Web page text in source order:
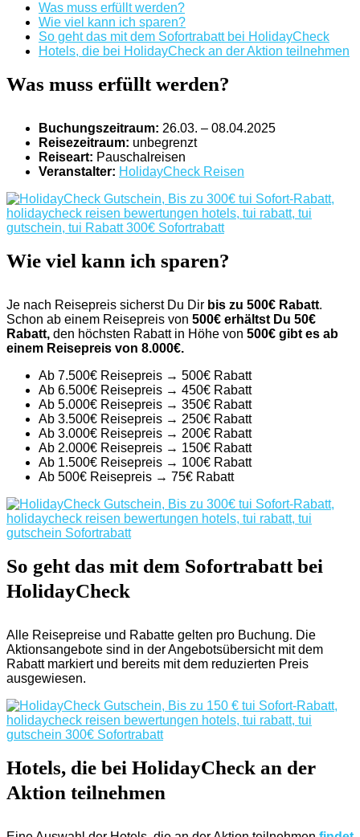
Was muss erfüllt werden?
Wie viel kann ich sparen?
So geht das mit dem Sofortrabatt bei HolidayCheck
Hotels, die bei HolidayCheck an der Aktion teilnehmen
Was muss erfüllt werden?
Buchungszeitraum: 26.03. – 08.04.2025
Reisezeitraum: unbegrenzt
Reiseart: Pauschalreisen
Veranstalter: HolidayCheck Reisen
Wie viel kann ich sparen?
Je nach Reisepreis sicherst Du Dir bis zu 500€ Rabatt.
Schon ab einem Reisepreis von 500€ erhältst Du 50€
Rabatt, den höchsten Rabatt in Höhe von 500€ gibt es ab
einem Reisepreis von 8.000€.
Ab 7.500€ Reisepreis → 500€ Rabatt
Ab 6.500€ Reisepreis → 450€ Rabatt
Ab 5.000€ Reisepreis → 350€ Rabatt
Ab 3.500€ Reisepreis → 250€ Rabatt
Ab 3.000€ Reisepreis → 200€ Rabatt
Ab 2.000€ Reisepreis → 150€ Rabatt
Ab 1.500€ Reisepreis → 100€ Rabatt
Ab 500€ Reisepreis → 75€ Rabatt
So geht das mit dem Sofortrabatt bei
HolidayCheck
Alle Reisepreise und Rabatte gelten pro Buchung. Die
Aktionsangebote sind in der Angebotsübersicht mit dem
Rabatt markiert und bereits mit dem reduzierten Preis
ausgewiesen.
Hotels, die bei HolidayCheck an der
Aktion teilnehmen